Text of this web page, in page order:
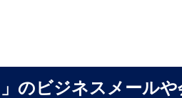
」のビジネスメール